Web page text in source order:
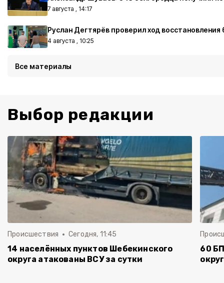
7 августа , 14:17
Руслан Дегтярёв проверил ход
4 августа , 10:25
Все материалы
Выбор редакции
Происшествия Сегодня, 11:45
14 населённых пунктов Шебекинского
округа атакованы ВСУ за сутки
60